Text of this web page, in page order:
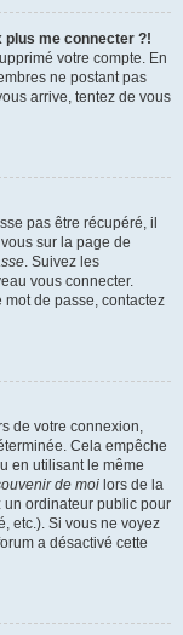
plus me connecter ?!
votre compte. En
ne postant pas
arrive, tentez de vous
pas être récupéré, il
sur la page de
. Suivez les
vous connecter.
de passe, contactez
de votre connexion,
Cela empêche
en utilisant le même
de moi lors de la
un ordinateur public pour
etc.). Si vous ne voyez
a désactivé cette